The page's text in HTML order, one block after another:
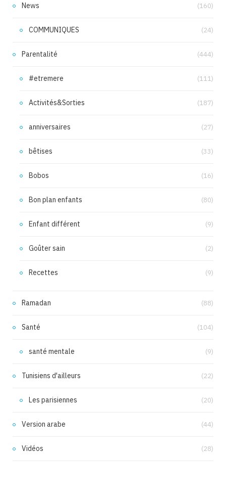
News (160)
COMMUNIQUES (24)
Parentalité (444)
#etremere (111)
Activités&Sorties (187)
anniversaires (27)
bêtises (33)
Bobos (16)
Bon plan enfants (80)
Enfant différent (9)
Goûter sain (2)
Recettes (9)
Ramadan (88)
Santé (104)
santé mentale (9)
Tunisiens d'ailleurs (22)
Les parisiennes (20)
Version arabe (44)
Vidéos (28)